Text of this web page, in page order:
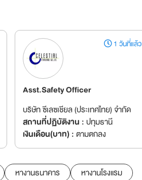
1 วันที่แล้ว
Asst.Safety Officer
บริษัท ซีเลซเชียล (ประเทศไทย) จำกัด
สถานที่ปฏิบัติงาน :ปทุมธานี
เงินเดือน(บาท) :ตามตกลง
หางานธนาคาร หางานโรงแรม